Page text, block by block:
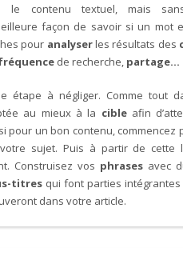
le contenu textuel, mais
façon de savoir si un mot
pour analyserles résultats des
de recherche, partage…
étape à négliger. Comme tout
au mieux à la cible afin
pour un bon contenu, commencez
sujet. Puis à partir de cette
Construisez vos phrases avec
titres qui font parties
dans votre article.